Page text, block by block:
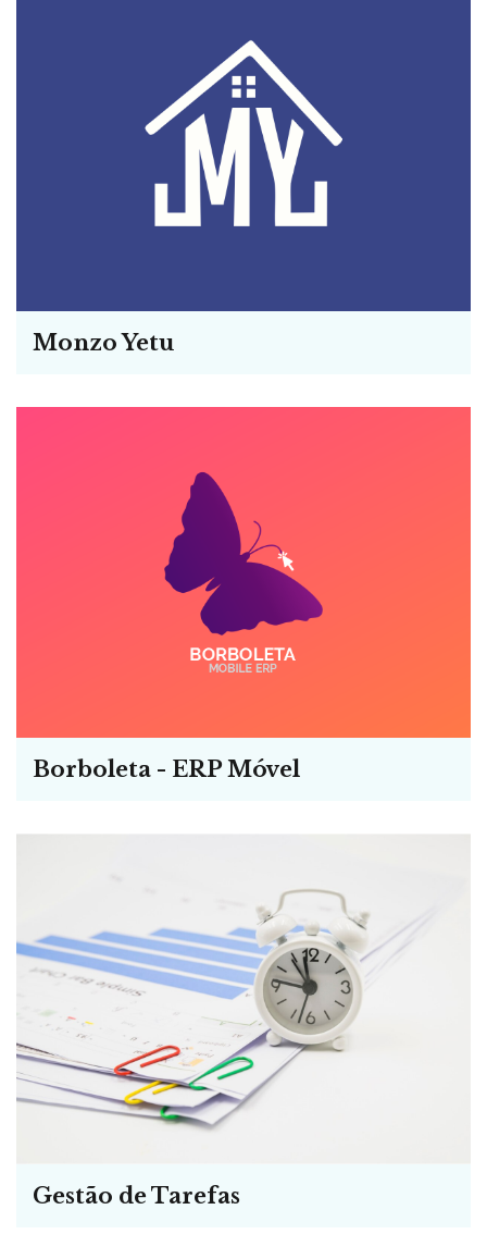
Monzo Yetu
Borboleta - ERP Móvel
Gestão de Tarefas